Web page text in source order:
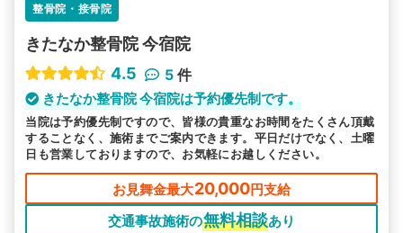
整骨院・接骨院
きたなか整骨院 今宿院
4.5
5 件
きたなか整骨院 今宿院は予約優先制です。
当院は予約優先制ですので、皆様の貴重なお時間をたくさん頂戴
することなく、施術までご案内できます。平日だけでなく、土曜
日も営業しておりますので、お気軽にお越しください。
お見舞金最大20,000円支給
交通事故施術の無料相談あり